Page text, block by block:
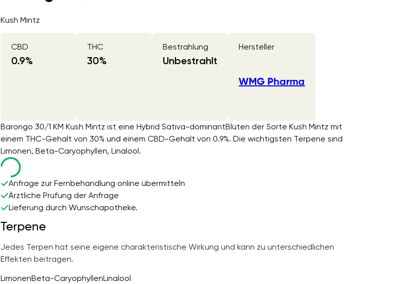
Kush Mintz
CBD
0.9%
THC
30%
Bestrahlung
Unbestrahlt
Hersteller
WMG Pharma
Barongo 30/1 KM Kush Mintz ist eine Hybrid Sativa-dominantBlüten der Sorte Kush Mintz mit
einem THC-Gehalt von 30% und einem CBD-Gehalt von 0.9%. Die wichtigsten Terpene sind
Limonen, Beta-Caryophyllen, Linalool.
Anfrage zur Fernbehandlung online übermitteln
Ärztliche Prüfung der Anfrage
Lieferung durch Wunschapotheke.
Terpene
Jedes Terpen hat seine eigene charakteristische Wirkung und kann zu unterschiedlichen
Effekten beitragen.
LimonenBeta-CaryophyllenLinalool